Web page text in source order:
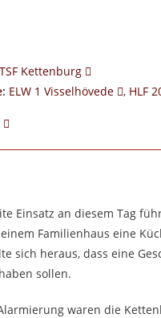
TSF Kettenburg
: ELW 1 Visselhövede , HLF
Einsatz an diesem Tag
Familienhaus eine
sich heraus, dass eine
sollen.
waren die